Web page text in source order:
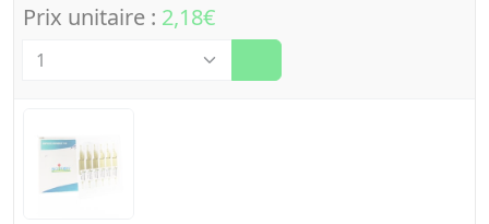
Prix unitaire : 2,18€